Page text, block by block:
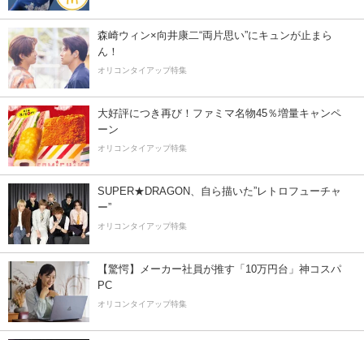
森崎ウィン×向井康二“両片思い”にキュンが止まら
ん！
オリコンタイアップ特集
大好評につき再び！ファミマ名物45％増量キャンペ
ーン
オリコンタイアップ特集
SUPER★DRAGON、自ら描いた”レトロフューチャ
ー”
オリコンタイアップ特集
【驚愕】メーカー社員が推す「10万円台」神コスパ
PC
オリコンタイアップ特集